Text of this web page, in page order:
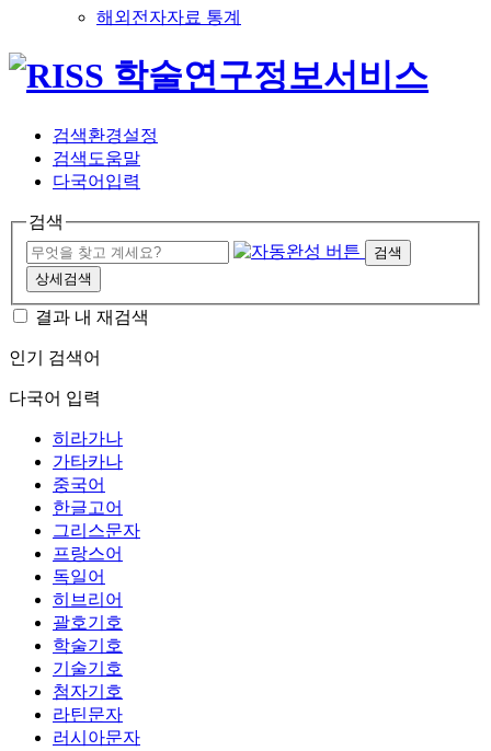
해외전자자료 통계
검색환경설정
검색도움말
다국어입력
검색
검색
상세검색
결과 내 재검색
인기 검색어
다국어 입력
히라가나
가타카나
중국어
한글고어
그리스문자
프랑스어
독일어
히브리어
괄호기호
학술기호
기술기호
첨자기호
라틴문자
러시아문자